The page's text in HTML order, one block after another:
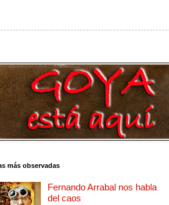
más observadas
Fernando Arrabal nos habla
del caos